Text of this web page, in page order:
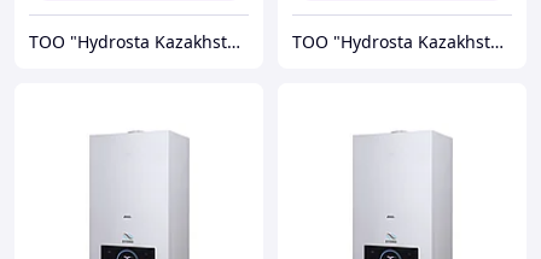
TOO "Hydrosta Kazakhstan" TOO "Hydrosta Kazakhstan"